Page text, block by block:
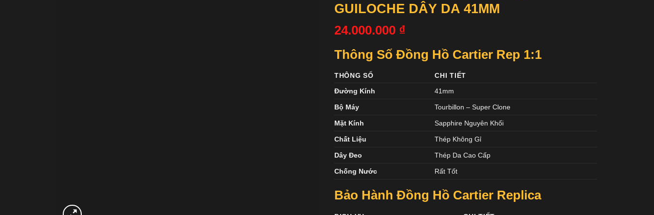
GUILOCHE DÂY DA 41MM
24.000.000 ₫
Thông Số Đồng Hồ Cartier Rep 1:1
THÔNG SỐ
CHI TIẾT
Đường Kính
41mm
Bộ Máy Tourbillon – Super Clone
Mặt Kính Sapphire Nguyên Khối
Chất Liệu Thép Không Gỉ
Dây Đeo Thép Da Cao Cấp
Chống Nước Rất Tốt
Bảo Hành Đồng Hồ Cartier Replica